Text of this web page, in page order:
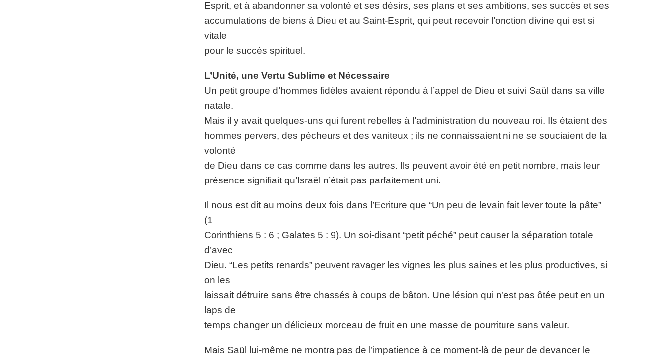
Esprit, et à abandonner sa volonté et ses désirs, ses plans et ses ambitions, ses succès et ses
accumulations de biens à Dieu et au Saint-Esprit, qui peut recevoir l’onction divine qui est si
vitale
pour le succès spirituel.
L’Unité, une Vertu Sublime et Nécessaire
Un petit groupe d’hommes fidèles avaient répondu à l’appel de Dieu et suivi Saül dans sa ville
natale.
Mais il y avait quelques-uns qui furent rebelles à l’administration du nouveau roi. Ils étaient des
hommes pervers, des pécheurs et des vaniteux ; ils ne connaissaient ni ne se souciaient de la
volonté
de Dieu dans ce cas comme dans les autres. Ils peuvent avoir été en petit nombre, mais leur
présence signifiait qu’Israël n’était pas parfaitement uni.
Il nous est dit au moins deux fois dans l’Ecriture que “Un peu de levain fait lever toute la pâte”
(1
Corinthiens 5 : 6 ; Galates 5 : 9). Un soi-disant “petit péché” peut causer la séparation totale
d’avec
Dieu. “Les petits renards” peuvent ravager les vignes les plus saines et les plus productives, si
on les
laissait détruire sans être chassés à coups de bâton. Une lésion qui n’est pas ôtée peut en un
laps de
temps changer un délicieux morceau de fruit en une masse de pourriture sans valeur.
Mais Saül lui-même ne montra pas de l’impatience à ce moment-là de peur de devancer le